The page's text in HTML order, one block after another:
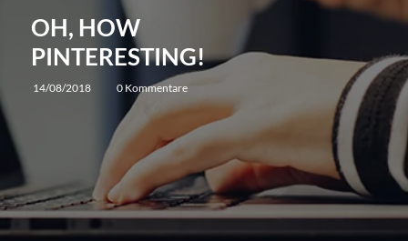
OH, HOW
PINTERESTING!
14/08/2018 0 Kommentare